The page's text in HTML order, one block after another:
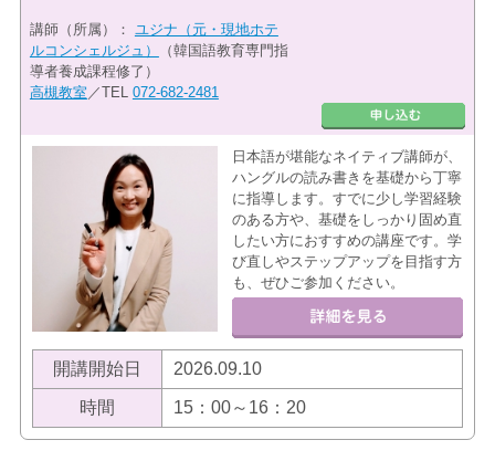
講師（所属）： ユジナ（元・現地ホテ
ルコンシェルジュ）
（韓国語教育専門指
導者養成課程修了）
高槻教室 ／TEL 072-682-2481
日本語が堪能なネイティブ講師が、
ハングルの読み書きを基礎から丁寧
に指導します。すでに少し学習経験
のある方や、基礎をしっかり固め直
したい方におすすめの講座です。学
び直しやステップアップを目指す方
も、ぜひご参加ください。
開講開始日 2026.09.10
時間 15：00～16：20